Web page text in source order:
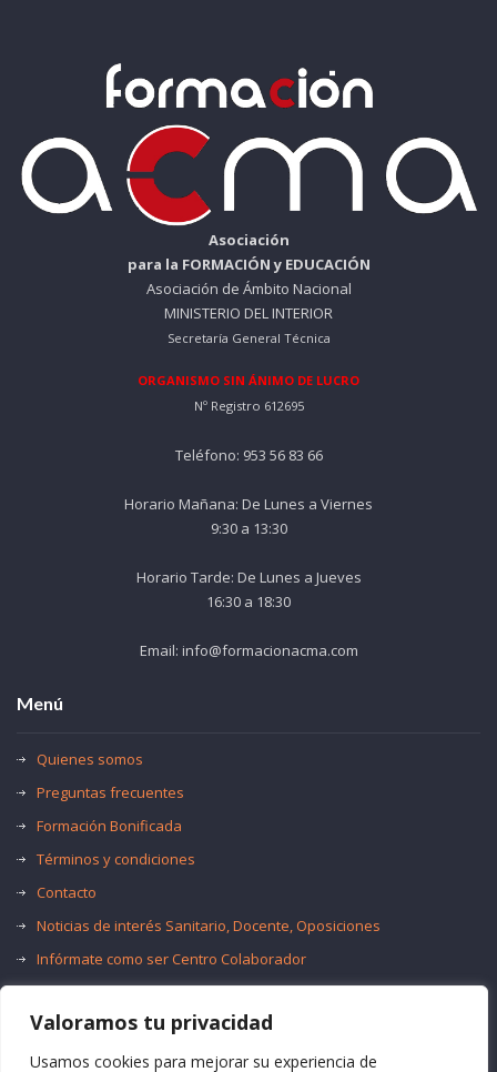
Valoramos tu privacidad
Usamos cookies para mejorar su experiencia de
Asociación
para la FORMACIÓN y EDUCACIÓN
Asociación de Ámbito Nacional
MINISTERIO DEL INTERIOR
Secretaría General Técnica
ORGANISMO SIN ÁNIMO DE LUCRO
Nº Registro 612695
Teléfono: 953 56 83 66
Horario Mañana: De Lunes a Viernes
9:30 a 13:30
Horario Tarde: De Lunes a Jueves
16:30 a 18:30
Email: info@formacionacma.com
Menú
Quienes somos
Preguntas frecuentes
Formación Bonificada
Términos y condiciones
Contacto
Noticias de interés Sanitario, Docente, Oposiciones
Infórmate como ser Centro Colaborador
Trabaja con nosotros
Oferta de Empleo Público
Bolsas de Empleo